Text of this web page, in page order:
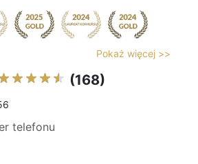
Pokaż więcej >>
(168)
telefonu